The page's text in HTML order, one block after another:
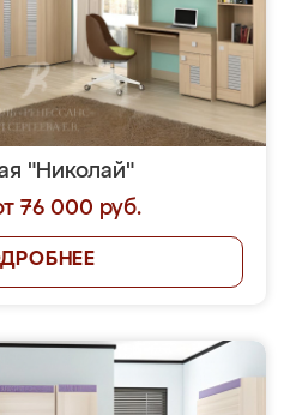
"Николай"
76 000 руб.